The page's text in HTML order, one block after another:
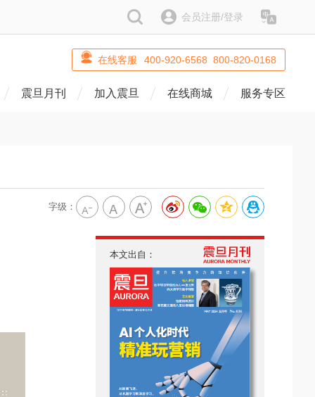
搜索 会员注册/登录
在线客服 400-920-6568 800-820-0168
震旦月刊 加入震旦 在线商城 服务专区
字级：
本文出自：